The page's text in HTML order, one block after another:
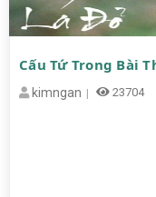
Cấu Tứ Trong Bài
kimngan 23704